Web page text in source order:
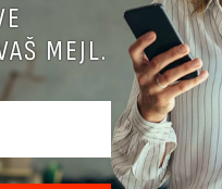
MEJL.